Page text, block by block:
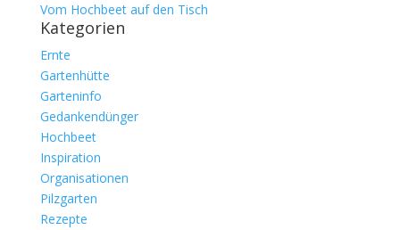
Vom Hochbeet auf den Tisch
Kategorien
Ernte
Gartenhütte
Garteninfo
Gedankendünger
Hochbeet
Inspiration
Organisationen
Pilzgarten
Rezepte